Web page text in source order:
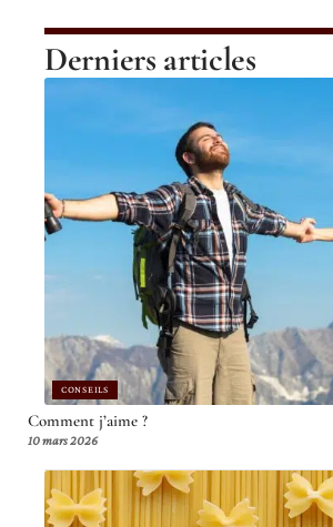
Derniers articles
CONSEILS
Comment j’aime ?
10 mars 2026